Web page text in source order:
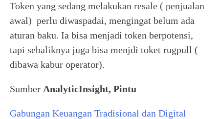
Token yang sedang melakukan resale ( penjualan
awal) perlu diwaspadai, mengingat belum ada
aturan baku. Ia bisa menjadi token berpotensi,
tapi sebaliknya juga bisa menjdi toket rugpull (
dibawa kabur operator).
Sumber AnalyticInsight, Pintu
Gabungan Keuangan Tradisional dan Digital